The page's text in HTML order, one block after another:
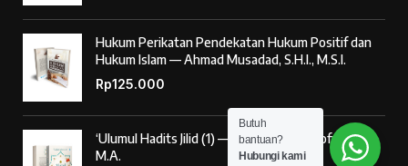
Hukum Perikatan Pendekatan Hukum Positif dan
Hukum Islam — Ahmad Musadad, S.H.I., M.S.I.
Rp125.000
‘Ulumul Hadits Jilid (1) — Dr. Nur Baety Sofyan, Lc.,
M.A.
Butuh
bantuan?
Hubungi kami